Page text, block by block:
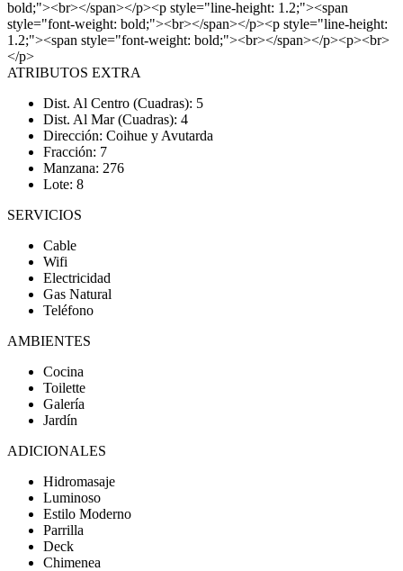
bold;"><br></span></p><p style="line-height: 1.2;"><span
style="font-weight: bold;"><br></span></p><p style="line-height:
1.2;"><span style="font-weight: bold;"><br></span></p><p><br>
</p>
ATRIBUTOS EXTRA
Dist. Al Centro (Cuadras): 5
Dist. Al Mar (Cuadras): 4
Dirección: Coihue y Avutarda
Fracción: 7
Manzana: 276
Lote: 8
SERVICIOS
Cable
Wifi
Electricidad
Gas Natural
Teléfono
AMBIENTES
Cocina
Toilette
Galería
Jardín
ADICIONALES
Hidromasaje
Luminoso
Estilo Moderno
Parrilla
Deck
Chimenea